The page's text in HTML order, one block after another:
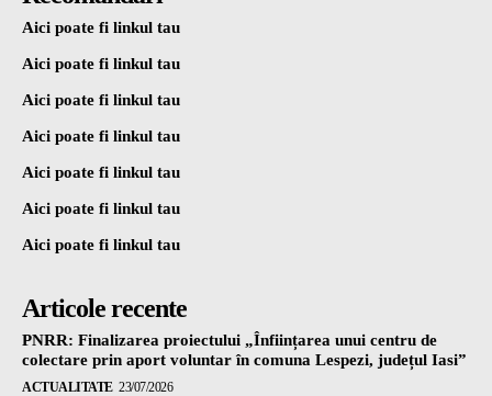
Aici poate fi linkul tau
Aici poate fi linkul tau
Aici poate fi linkul tau
Aici poate fi linkul tau
Aici poate fi linkul tau
Aici poate fi linkul tau
Aici poate fi linkul tau
Articole recente
PNRR: Finalizarea proiectului „Înființarea unui centru de
colectare prin aport voluntar în comuna Lespezi, județul Iasi”
ACTUALITATE 23/07/2026